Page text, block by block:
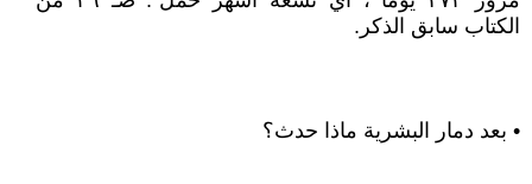
الكتاب سابق الذكر.
• بعد دمار البشرية ماذا حدث؟